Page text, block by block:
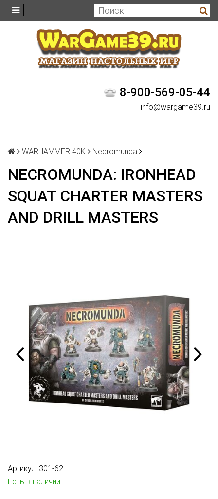
8-900-569-05-44
info@wargame39.ru
WARHAMMER 40K Necromunda
NECROMUNDA: IRONHEAD
SQUAT CHARTER MASTERS
AND DRILL MASTERS
Артикул: 301-62
Есть в наличии